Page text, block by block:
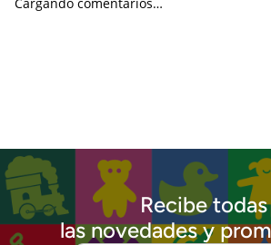
Recibe todas
las novedades y